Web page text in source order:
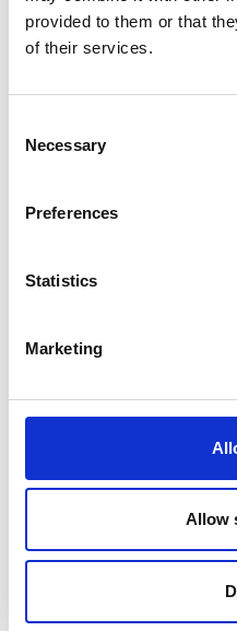
provided to them or that
of their services.
Selection
Necessary
Preferences
Statistics
Marketing
Allow
Varför
frilansare
Tim- eller